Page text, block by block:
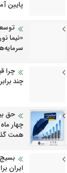
پایین
«نیما
چرا
چند
حق
همت
ایران